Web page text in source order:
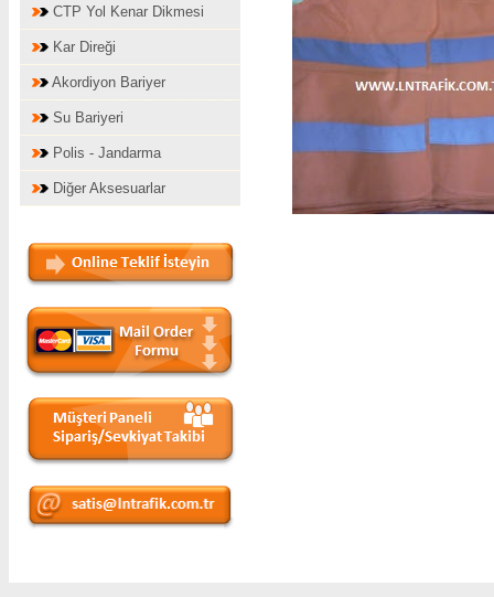
CTP Yol Kenar Dikmesi
Kar Direği
Akordiyon Bariyer
Su Bariyeri
Polis - Jandarma
Diğer Aksesuarlar